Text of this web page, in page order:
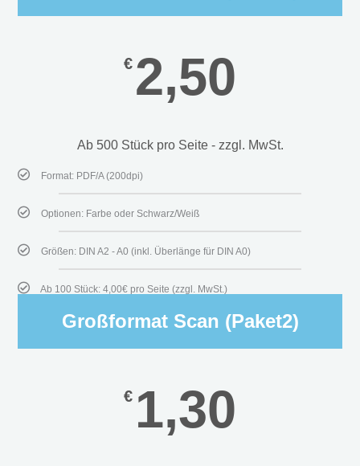
€ 2,50
Ab 500 Stück pro Seite - zzgl. MwSt.
Format: PDF/A (200dpi)
Optionen: Farbe oder Schwarz/Weiß
Größen: DIN A2 - A0 (inkl. Überlänge für DIN A0)
Ab 100 Stück: 4,00€ pro Seite (zzgl. MwSt.)
Großformat Scan (Paket2)
€ 1,30